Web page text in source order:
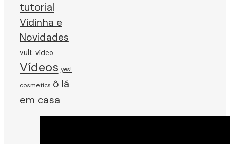
tutorial
Vidinha e
Novidades
vult vídeo
Vídeos yes!
cosmetics ô lá
em casa